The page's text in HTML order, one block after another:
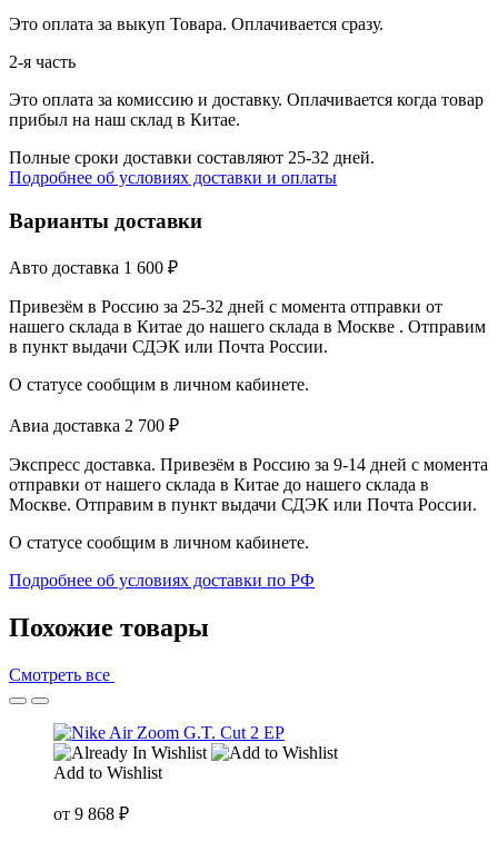
Это оплата за выкуп Товара. Оплачивается сразу.
2-я часть
Это оплата за комиссию и доставку. Оплачивается когда товар
прибыл на наш склад в Китае.
Полные сроки доставки составляют 25-32 дней.
Подробнее об условиях доставки и оплаты
Варианты доставки
Авто доставка 1 600 ₽
Привезём в Россию за 25-32 дней с момента отправки от
нашего склада в Китае до нашего склада в Москве . Отправим
в пункт выдачи СДЭК или Почта России.
О статусе сообщим в личном кабинете.
Авиа доставка 2 700 ₽
Экспресс доставка. Привезём в Россию за 9-14 дней с момента
отправки от нашего склада в Китае до нашего склада в
Москве. Отправим в пункт выдачи СДЭК или Почта России.
О статусе сообщим в личном кабинете.
Подробнее об условиях доставки по РФ
Похожие товары
Смотреть все
Add to Wishlist
от 9 868 ₽